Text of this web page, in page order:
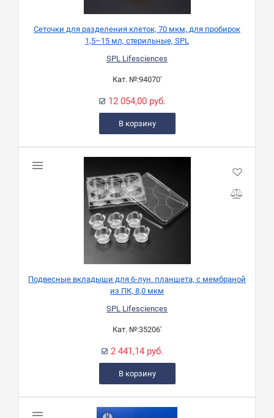
Сеточки для разделения клеток, 70 мкм, для пробирок
1,5–15 мл, стерильные, SPL
SPL Lifesciences
Кат. №:94070'
12 054,00 руб.
В корзину
Подвесные вкладыши для 6-лун. планшета, с мембраной
из ПК, 8,0 мкм
SPL Lifesciences
Кат. №:35206'
2 441,14 руб.
В корзину